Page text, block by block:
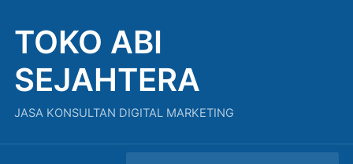
TOKO ABI
SEJAHTERA
JASA KONSULTAN DIGITAL MARKETING